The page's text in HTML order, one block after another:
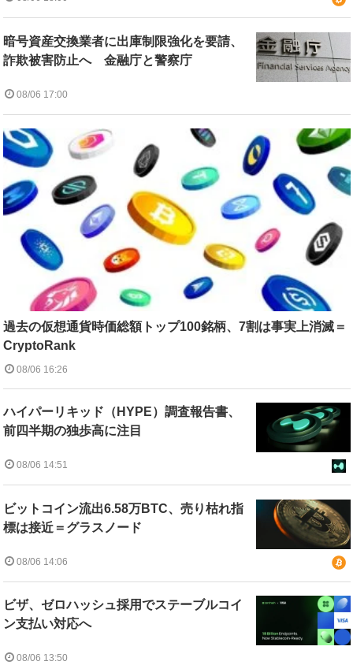
暗号資産交換業者に出庫制限強化を要請、
詐欺被害防止へ 金融庁と警察庁
08/06 17:00
過去の仮想通貨時価総額トップ100銘柄、7割は事実上消滅＝
CryptoRank
08/06 16:26
ハイパーリキッド（HYPE）調査報告書、
前四半期の独歩高に注目
08/06 14:51
ビットコイン流出6.58万BTC、売り枯れ指
標は接近＝グラスノード
08/06 14:06
ビザ、ゼロハッシュ採用でステーブルコイ
ン支払い対応へ
08/06 13:50